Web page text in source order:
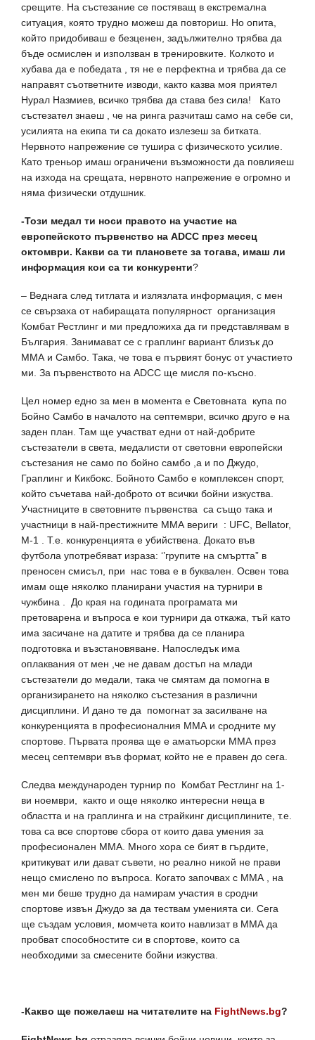
срещите. На състезание се постяващ в екстремална
ситуация, която трудно можеш да повториш. Но опита,
който придобиваш е безценен, задължително трябва да
бъде осмислен и използван в тренировките. Колкото и
хубава да е победата , тя не е перфектна и трябва да се
направят съответните изводи, както казва моя приятел
Нурал Назмиев, всичко трябва да става без сила! Като
състезател знаеш , че на ринга разчиташ само на себе си,
усилията на екипа ти са докато излезеш за битката.
Нервното напрежение се тушира с физическото усилие.
Като треньор имаш ограничени възможности да повлияеш
на изхода на срещата, нервното напрежение е огромно и
няма физически отдушник.
-Този медал ти носи правото на участие на
европейското първенство на ADCC през месец
октомври. Какви са ти плановете за тогава, имаш ли
информация кои са ти конкуренти?
– Веднага след титлата и излязлата информация, с мен
се свързаха от набиращата популярност организация
Комбат Рестлинг и ми предложиха да ги представлявам в
Бългaрия. Занимават се с граплинг вариант близък до
ММА и Самбо. Така, че това e първият бонус от участието
ми. За първенството на ADCC ще мисля по-късно.
Цел номер едно за мен в момента е Световната купа по
Бойно Самбо в началото на септември, всичко друго е на
заден план. Там ще участват едни от най-добрите
състезатели в света, медалисти от световни европейски
състезания не само по бойно самбо ,а и по Джудо,
Граплинг и Кикбокс. Бойното Самбо е комплексен спорт,
който съчетава най-доброто от всички бойни изкуства.
Участниците в световните първенства са също така и
участници в най-престижните ММА вериги : UFC, Bellator,
M-1 . T.e. конкуренцията е убийствена. Докато във
футбола употребяват израза: ‘’групите на смъртта” в
преносен смисъл, при нас това е в буквален. Освен това
имам още няколко планирани участия на турнири в
чужбина . До края на годината програмата ми
претоварена и въпроса е кои турнири да откажа, тъй като
има засичане на датите и трябва да се планира
подготовка и възстановяване. Напоследък има
оплаквания от мен ,че не давам достъп на млади
състезатели до медали, така че смятам да помогна в
организирането на няколко състезания в различни
дисциплини. И дано те да помогнат за засилване на
конкуренцията в професионалния ММА и сродните му
спортове. Първата проява ще е аматьорски ММА през
месец септември във формат, който не е правен до сега.
Следва международен турнир по Комбат Рестлинг на 1-
ви ноември, както и още няколко интересни неща в
областта и на граплинга и на страйкинг дисциплините, т.е.
това са все спортове сбора от които дава умения за
професионален ММА. Много хора се бият в гърдите,
критикуват или дават съвети, но реално никой не прави
нещо смислено по въпроса. Когато започвах с ММА , на
мен ми беше трудно да намирам участия в сродни
спортове извън Джудо за да тествам уменията си. Сега
ще създам условия, момчета които навлизат в ММА да
пробват способностите си в спортове, които са
необходими за смесените бойни изкуства.
-Какво ще пожелаеш на читателите на FightNews.bg?